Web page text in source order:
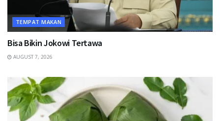
TEMPAT MAKAN
Bisa Bikin Jokowi Tertawa
AUGUST 7, 2026